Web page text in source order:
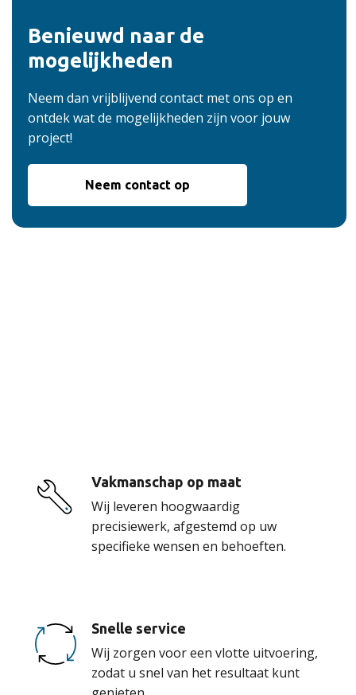
Benieuwd naar de
mogelijkheden
Neem dan vrijblijvend contact met ons op en
ontdek wat de mogelijkheden zijn voor jouw
project!
Neem contact op
Vakmanschap op maat
Wij leveren hoogwaardig
precisiewerk, afgestemd op uw
specifieke wensen en behoeften.
Snelle service
Wij zorgen voor een vlotte uitvoering,
zodat u snel van het resultaat kunt